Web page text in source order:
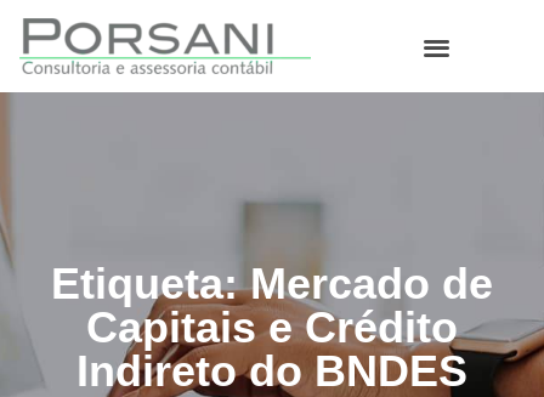
Etiqueta: Mercado de
Capitais e Crédito
Indireto do BNDES